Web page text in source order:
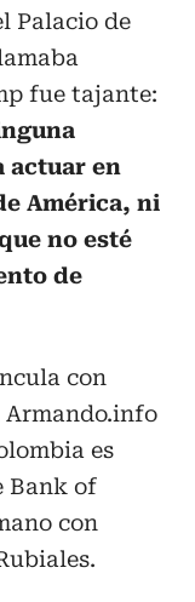
Palacio de
fue tajante:
actuar en
América, ni
no esté
de
con
Armando.info
es
Bank of
con